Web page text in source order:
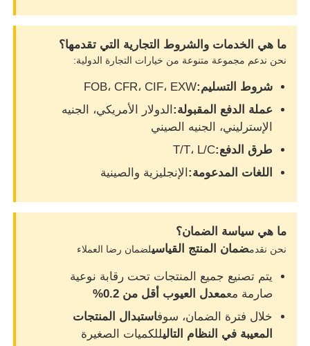
ما هي الخدمات والشروط التجارية التي تقدمها؟
نحن ندعم مجموعة متنوعة من خيارات التجارة الدولية:
شروط التسليم:FOB، CFR، CIF، EXW
عملة الدفع المقبولة: الدولار الأمريكي، الجنيه
الإسترليني، الجنيه الصيني
طرق الدفع:T/T، L/C
اللغات المدعومة: الإنجليزية والصينية
ما هي سياسة الضمان؟
نحن نقدمضمان المنتج القياسيلضمان رضا العملاء
يتم تصنيع جميع المنتجات تحت رقابة نوعية
صارمة معمعدل العيوب أقل من 0.2%
خلال فترة الضمان، سوفاستبدال المنتجات
المعيبة في النظام التاليللكميات الصغيرة